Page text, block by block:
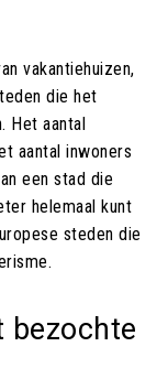
vakantiehuizen,
die het
Het aantal
aantal inwoners
een stad die
helemaal kunt
steden die
bezochte